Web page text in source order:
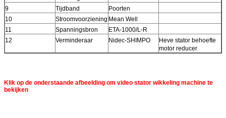
9
Tijdband
Poorten
10
Stroomvoorziening Mean Well
11
Spanningsbron
ETA-1000/L-R
12
Verminderaar Nidec-SHIMPO
Heve stator behoefte
motor reducer
Klik op de onderstaande afbeelding om video stator wikkeling machine te
bekijken